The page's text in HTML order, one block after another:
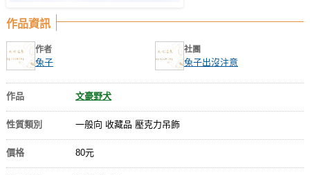
作品資訊
作者
兔子
社團
兔子出沒注意
作品 文豪野犬
性質類別 一般向 收藏品 壓克力吊飾
價格 80元